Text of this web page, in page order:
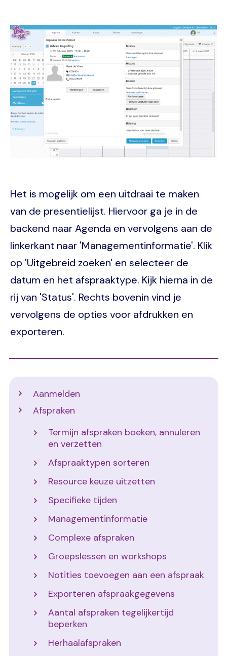
Image
Het is mogelijk om een uitdraai te maken
van de presentielijst. Hiervoor ga je in de
backend naar Agenda en vervolgens aan de
linkerkant naar 'Managementinformatie'. Klik
op 'Uitgebreid zoeken' en selecteer de
datum en het afspraaktype. Kijk hierna in de
rij van 'Status'. Rechts bovenin vind je
vervolgens de opties voor afdrukken en
exporteren.
Aanmelden
Afspraken
Termijn afspraken boeken, annuleren
en verzetten
Afspraaktypen sorteren
Resource keuze uitzetten
Specifieke tijden
Managementinformatie
Complexe afspraken
Groepslessen en workshops
Notities toevoegen aan een afspraak
Exporteren afspraakgegevens
Aantal afspraken tegelijkertijd
beperken
Herhaalafspraken